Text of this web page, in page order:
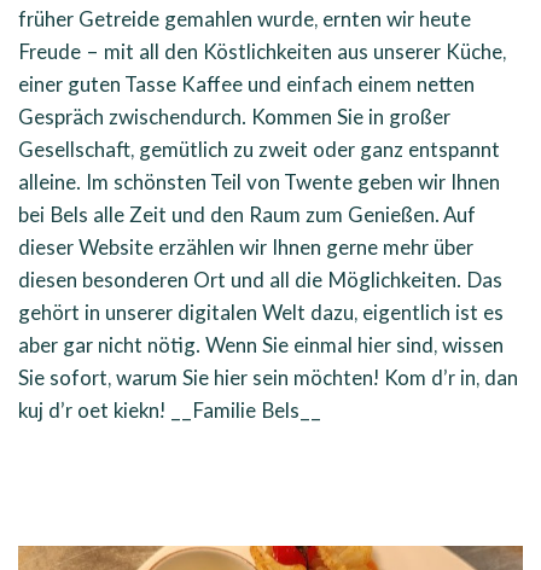
früher Getreide gemahlen wurde, ernten wir heute
Freude – mit all den Köstlichkeiten aus unserer Küche,
einer guten Tasse Kaffee und einfach einem netten
Gespräch zwischendurch. Kommen Sie in großer
Gesellschaft, gemütlich zu zweit oder ganz entspannt
alleine. Im schönsten Teil von Twente geben wir Ihnen
bei Bels alle Zeit und den Raum zum Genießen. Auf
dieser Website erzählen wir Ihnen gerne mehr über
diesen besonderen Ort und all die Möglichkeiten. Das
gehört in unserer digitalen Welt dazu, eigentlich ist es
aber gar nicht nötig. Wenn Sie einmal hier sind, wissen
Sie sofort, warum Sie hier sein möchten! Kom d’r in, dan
kuj d’r oet kiekn! __Familie Bels__